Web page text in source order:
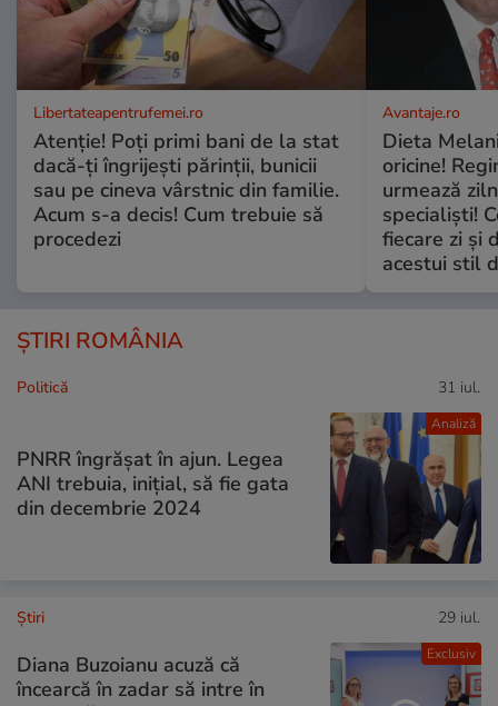
Libertateapentrufemei.ro
Atenție! Poți primi bani de la stat
dacă-ți îngrijești părinții, bunicii
sau pe cineva vârstnic din familie.
Acum s-a decis! Cum trebuie să
procedezi
Avantaje.ro
Dieta
oricine!
urmează
specialiști!
fiecare zi și
acestui stil
ȘTIRI ROMÂNIA
Analiză
Politică 31 iul.
PNRR îngrășat în ajun. Legea
ANI trebuia, inițial, să fie gata
din decembrie 2024
Exclusiv
Ştiri 29 iul.
Diana Buzoianu acuză că
încearcă în zadar să intre în